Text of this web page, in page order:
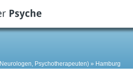
Psychotherapeuten) Hamburg